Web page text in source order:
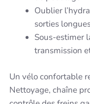
Oublier
sorties
Sous-estimer
transmission
Un vélo confortable
Nettoyage, chaîne